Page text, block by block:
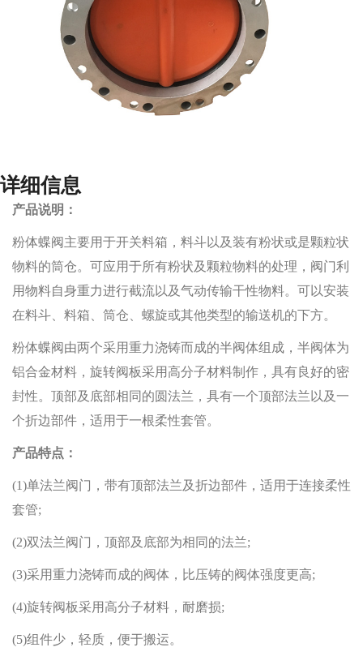
详细信息
产品说明：
粉体蝶阀主要用于开关料箱，料斗以及装有粉状或是颗粒状
物料的筒仓。可应用于所有粉状及颗粒物料的处理，阀门利
用物料自身重力进行截流以及气动传输干性物料。可以安装
在料斗、料箱、筒仓、螺旋或其他类型的输送机的下方。
粉体蝶阀由两个采用重力浇铸而成的半阀体组成，半阀体为
铝合金材料，旋转阀板采用高分子材料制作，具有良好的密
封性。顶部及底部相同的圆法兰，具有一个顶部法兰以及一
个折边部件，适用于一根柔性套管。
产品特点：
(1)单法兰阀门，带有顶部法兰及折边部件，适用于连接柔性
套管;
(2)双法兰阀门，顶部及底部为相同的法兰;
(3)采用重力浇铸而成的阀体，比压铸的阀体强度更高;
(4)旋转阀板采用高分子材料，耐磨损;
(5)组件少，轻质，便于搬运。